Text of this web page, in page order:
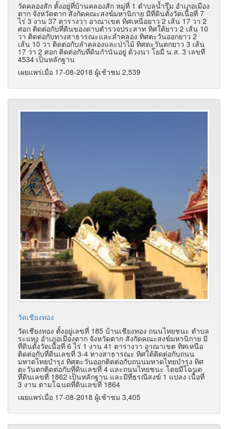
วัดคลองสัก ตั้งอยู่ที่บ้านคลองสัก หมู่ที่ 1 ตำบลน้ำรึม อำเภอเมือง
ตาก จังหวัดตาก สังกัดคณะสงฆ์มหานิกาย มีที่ดินตั้งวัดเนื้อที่ 7
ไร่ 3 งาน 37 ตารางวา อาณาเขต ทิศเหนือยาว 2 เส้น 17 วา 2
ศอก ติดต่อกับที่ดินของดาบตำรวจประสาท ทิศใต้ยาว 2 เส้น 10
วา ติดต่อกับทางสาธารณะและลำคลอง ทิศตะวันออกยาว 2
เส้น 10 วา ติดต่อกับลำคลองและป่าไม้ ทิศตะวันตกยาว 3 เส้น
17 วา 2 ศอก ติดต่อกับที่ดินกำนันอยู่ ด้วงนา โยมี น.ส. 3 เลขที่
4534 เป็นหลักฐาน
เผยแพร่เมื่อ 17-08-2018 ผู้เช้าชม 2,539
วัดเชียงทอง
วัดเชียงทอง ตั้งอยู่เลขที่ 185 บ้านเชียงทอง ถนนไทยชนะ ตำบล
ระแหง อำเภอเมืองตาก จังหวัดตาก สังกัดคณะสงฆ์มหานิกาย มี
ที่ดินตั้งวัดเนื้อที่ 6 ไร่ 1 งาน 41 ตารางวา อาณาเขต ทิศเหนือ
ติดต่อกับที่ดินเลขที่ 3-4 ทางสาธารณะ ทิศใต้ติดต่อกับถนน
มหาดไทยบำรุง ทิศตะวันออกติดต่อกับถนนมหาดไทยบำรุง ทิศ
ตะวันตกติดต่อกับที่ดินเลขที่ 4 และถนนไทยชนะ โดยมีโฉนด
ที่ดินเลขที่ 1862 เป็นหลักฐาน และมีที่ธรณีสงฆ์ 1 แปลง เนื้อที่
3 งาน ตามโฉนดที่ดินเลขที่ 1864
เผยแพร่เมื่อ 17-08-2018 ผู้เช้าชม 3,405